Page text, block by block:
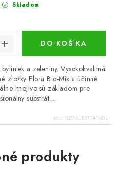
Skladom
DO KOŠÍKA
a zeleniny. Vysokokvalitná
zložky Flora Bio-Mix a účinné
hnojivo sú základom pre
substrát....
Kód: BZV-SUBSTRAT-60L
produkty